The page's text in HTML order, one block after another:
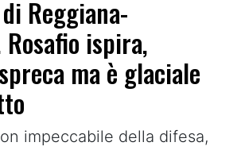
Reggiana-
Rosafio ispira,
ma è glaciale
impeccabile della difesa,